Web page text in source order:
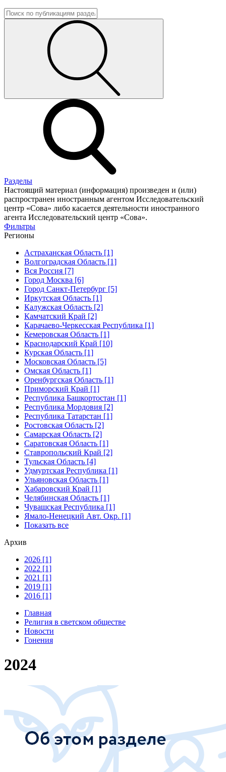
Разделы
Настоящий материал (информация) произведен и (или)
распространен иностранным агентом Исследовательский
центр «Сова» либо касается деятельности иностранного
агента Исследовательский центр «Сова».
Фильтры
Регионы
Астраханская Область [1]
Волгоградская Область [1]
Вся Россия [7]
Город Москва [6]
Город Санкт-Петербург [5]
Иркутская Область [1]
Калужская Область [2]
Камчатский Край [2]
Карачаево-Черкесская Республика [1]
Кемеровская Область [1]
Краснодарский Край [10]
Курская Область [1]
Московская Область [5]
Омская Область [1]
Оренбургская Область [1]
Приморский Край [1]
Республика Башкортостан [1]
Республика Мордовия [2]
Республика Татарстан [1]
Ростовская Область [2]
Самарская Область [2]
Саратовская Область [1]
Ставропольский Край [2]
Тульская Область [4]
Удмуртская Республика [1]
Ульяновская Область [1]
Хабаровский Край [1]
Челябинская Область [1]
Чувашская Республика [1]
Ямало-Ненецкий Авт. Окр. [1]
Показать все
Архив
2026 [1]
2022 [1]
2021 [1]
2019 [1]
2016 [1]
Главная
Религия в светском обществе
Новости
Гонения
2024